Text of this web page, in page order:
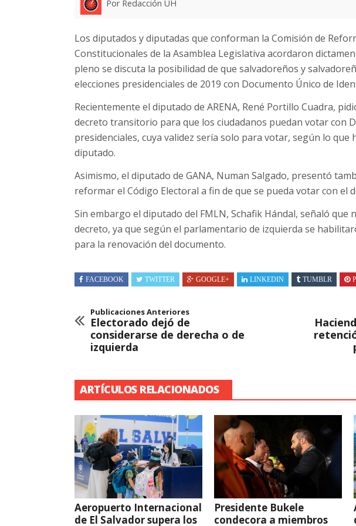
Por Redacción UH
Los diputados y diputadas que conforman la Comisión de
Constitucionales de la Asamblea Legislativa acordaron
pleno se discuta la posibilidad de que salvadoreños y
elecciones presidenciales de 2019 con Documento Único de
Recientemente el diputado de ARENA, René Portillo Cuadra,
decreto transitorio para que los ciudadanos puedan votar con
presidenciales, cuya validez sería solo para votar, según lo
diputado.
Asimismo, el diputado de GANA, Numan Salgado, presentó
reformar el Código Electoral a fin de que se pueda votar con el
Sin embargo el diputado del FMLN, Schafik Hándal, señaló que
decreto, ya que según el parlamentario de izquierda se
para la renovación del documento.
FACEBOOK TWITTER GOOGLE+ LINKEDIN TUMBLR
Publicaciones Anteriores
Electorado dejó de
considerarse de derecha o de
izquierda
ARTÍCULOS RELACIONADOS
Aeropuerto Internacional
de El Salvador supera los
Presidente Bukele
condecora a miembros